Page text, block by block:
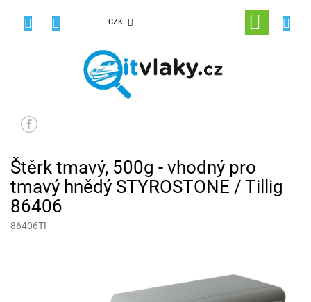
CZK
NÁKUPNÍ
KOŠÍK
Štěrk tmavý, 500g - vhodný pro
tmavý hnědý STYROSTONE / Tillig
86406
86406TI